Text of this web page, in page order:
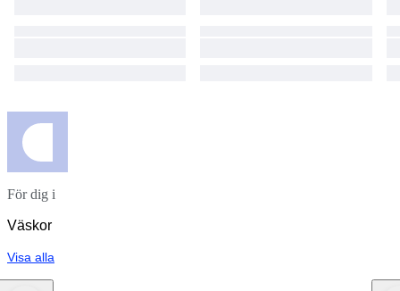
För dig i
Väskor
Visa alla